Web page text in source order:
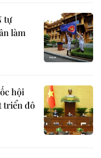
tự
làm
hội
triển đô